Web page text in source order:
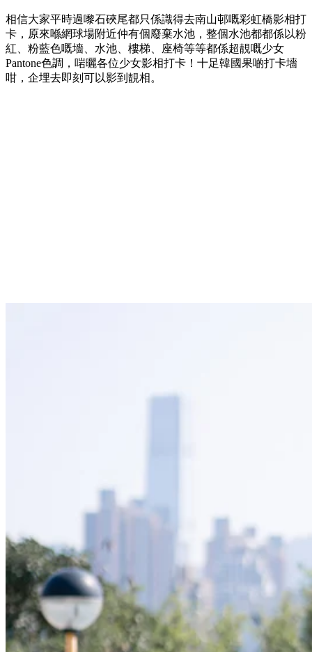
相信大家平時過嚟石硤尾都只係識得去南山邨嘅彩虹橋影相打
卡，原來喺網球場附近仲有個廢棄水池，整個水池都都係以粉
紅、粉藍色嘅墻、水池、樓梯、座椅等等都係超靚嘅少女
Pantone色調，啱曬各位少女影相打卡！十足韓國果啲打卡墻
咁，企埋去即刻可以影到靚相。